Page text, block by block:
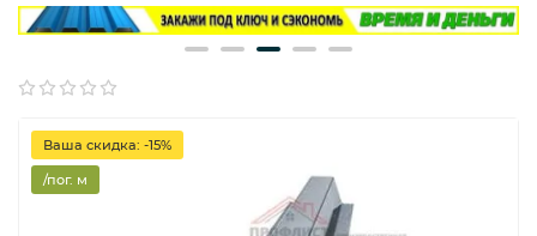
Ваша скидка: -15%
/пог. м